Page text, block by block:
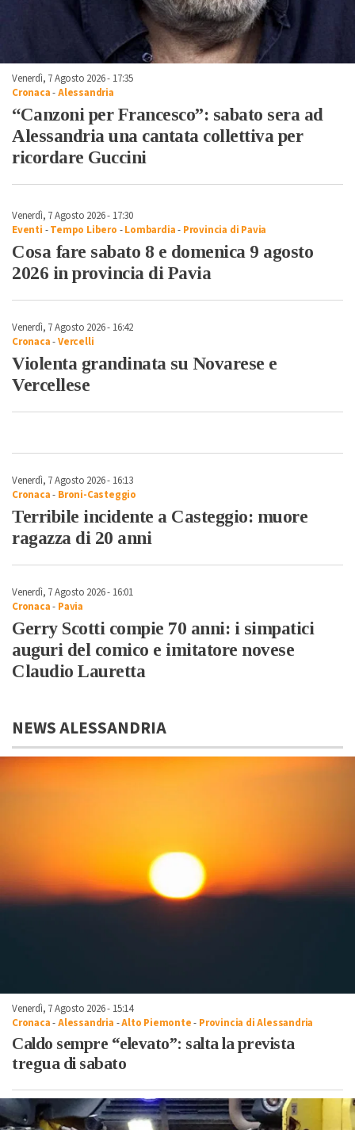
Venerdì, 7 Agosto 2026 - 17:35
Cronaca-Alessandria
“Canzoni per Francesco”: sabato sera ad
Alessandria una cantata collettiva per
ricordare Guccini
Venerdì, 7 Agosto 2026 - 17:30
Eventi -Tempo Libero -Lombardia- Provincia di Pavia
Cosa fare sabato 8 e domenica 9 agosto
2026 in provincia di Pavia
Venerdì, 7 Agosto 2026 - 16:42
Cronaca-Vercelli
Violenta grandinata su Novarese e
Vercellese
Venerdì, 7 Agosto 2026 - 16:13
Cronaca- Broni-Casteggio
Terribile incidente a Casteggio: muore
ragazza di 20 anni
Venerdì, 7 Agosto 2026 - 16:01
Cronaca- Pavia
Gerry Scotti compie 70 anni: i simpatici
auguri del comico e imitatore novese
Claudio Lauretta
NEWS ALESSANDRIA
Venerdì, 7 Agosto 2026 - 15:14
Cronaca-Alessandria -Alto Piemonte- Provincia di Alessandria
Caldo sempre “elevato”: salta la prevista
tregua di sabato